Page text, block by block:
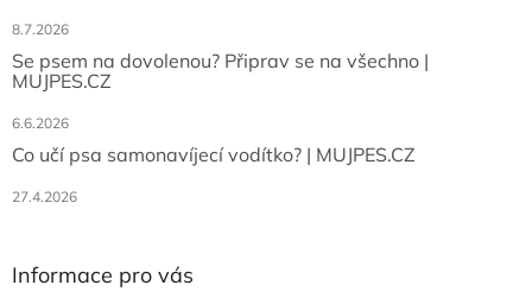
8.7.2026
Se psem na dovolenou? Připrav se na všechno |
MUJPES.CZ
6.6.2026
Co učí psa samonavíjecí vodítko? | MUJPES.CZ
27.4.2026
Informace pro vás